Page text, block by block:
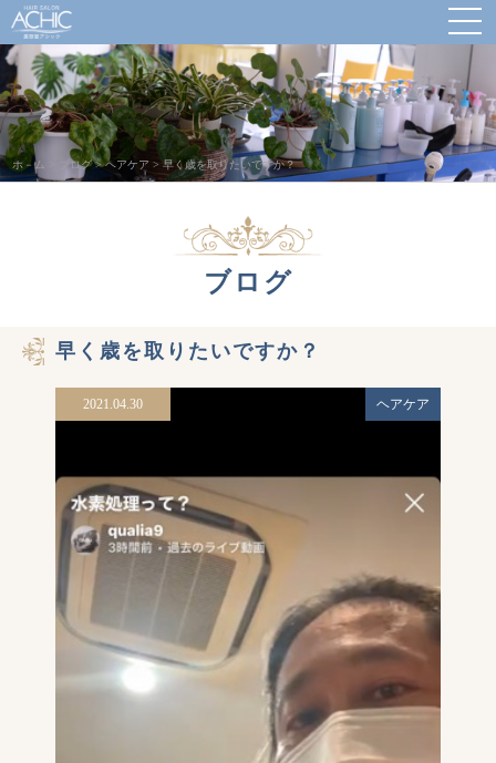
ホ－ム ブログ>ヘアケア >早く歳を取りたいですか？
ブログ
早く歳を取りたいですか？
2021.04.30 ヘアケア